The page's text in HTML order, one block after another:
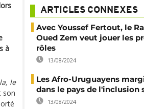
à
le
son
ARTICLES CONNEXES
Avec Youssef Fertout, le
Oued Zem veut jouer les
rôles
13/08/2024
Les Afro-Uruguayens
dans le pays de l'inclusion
13/08/2024